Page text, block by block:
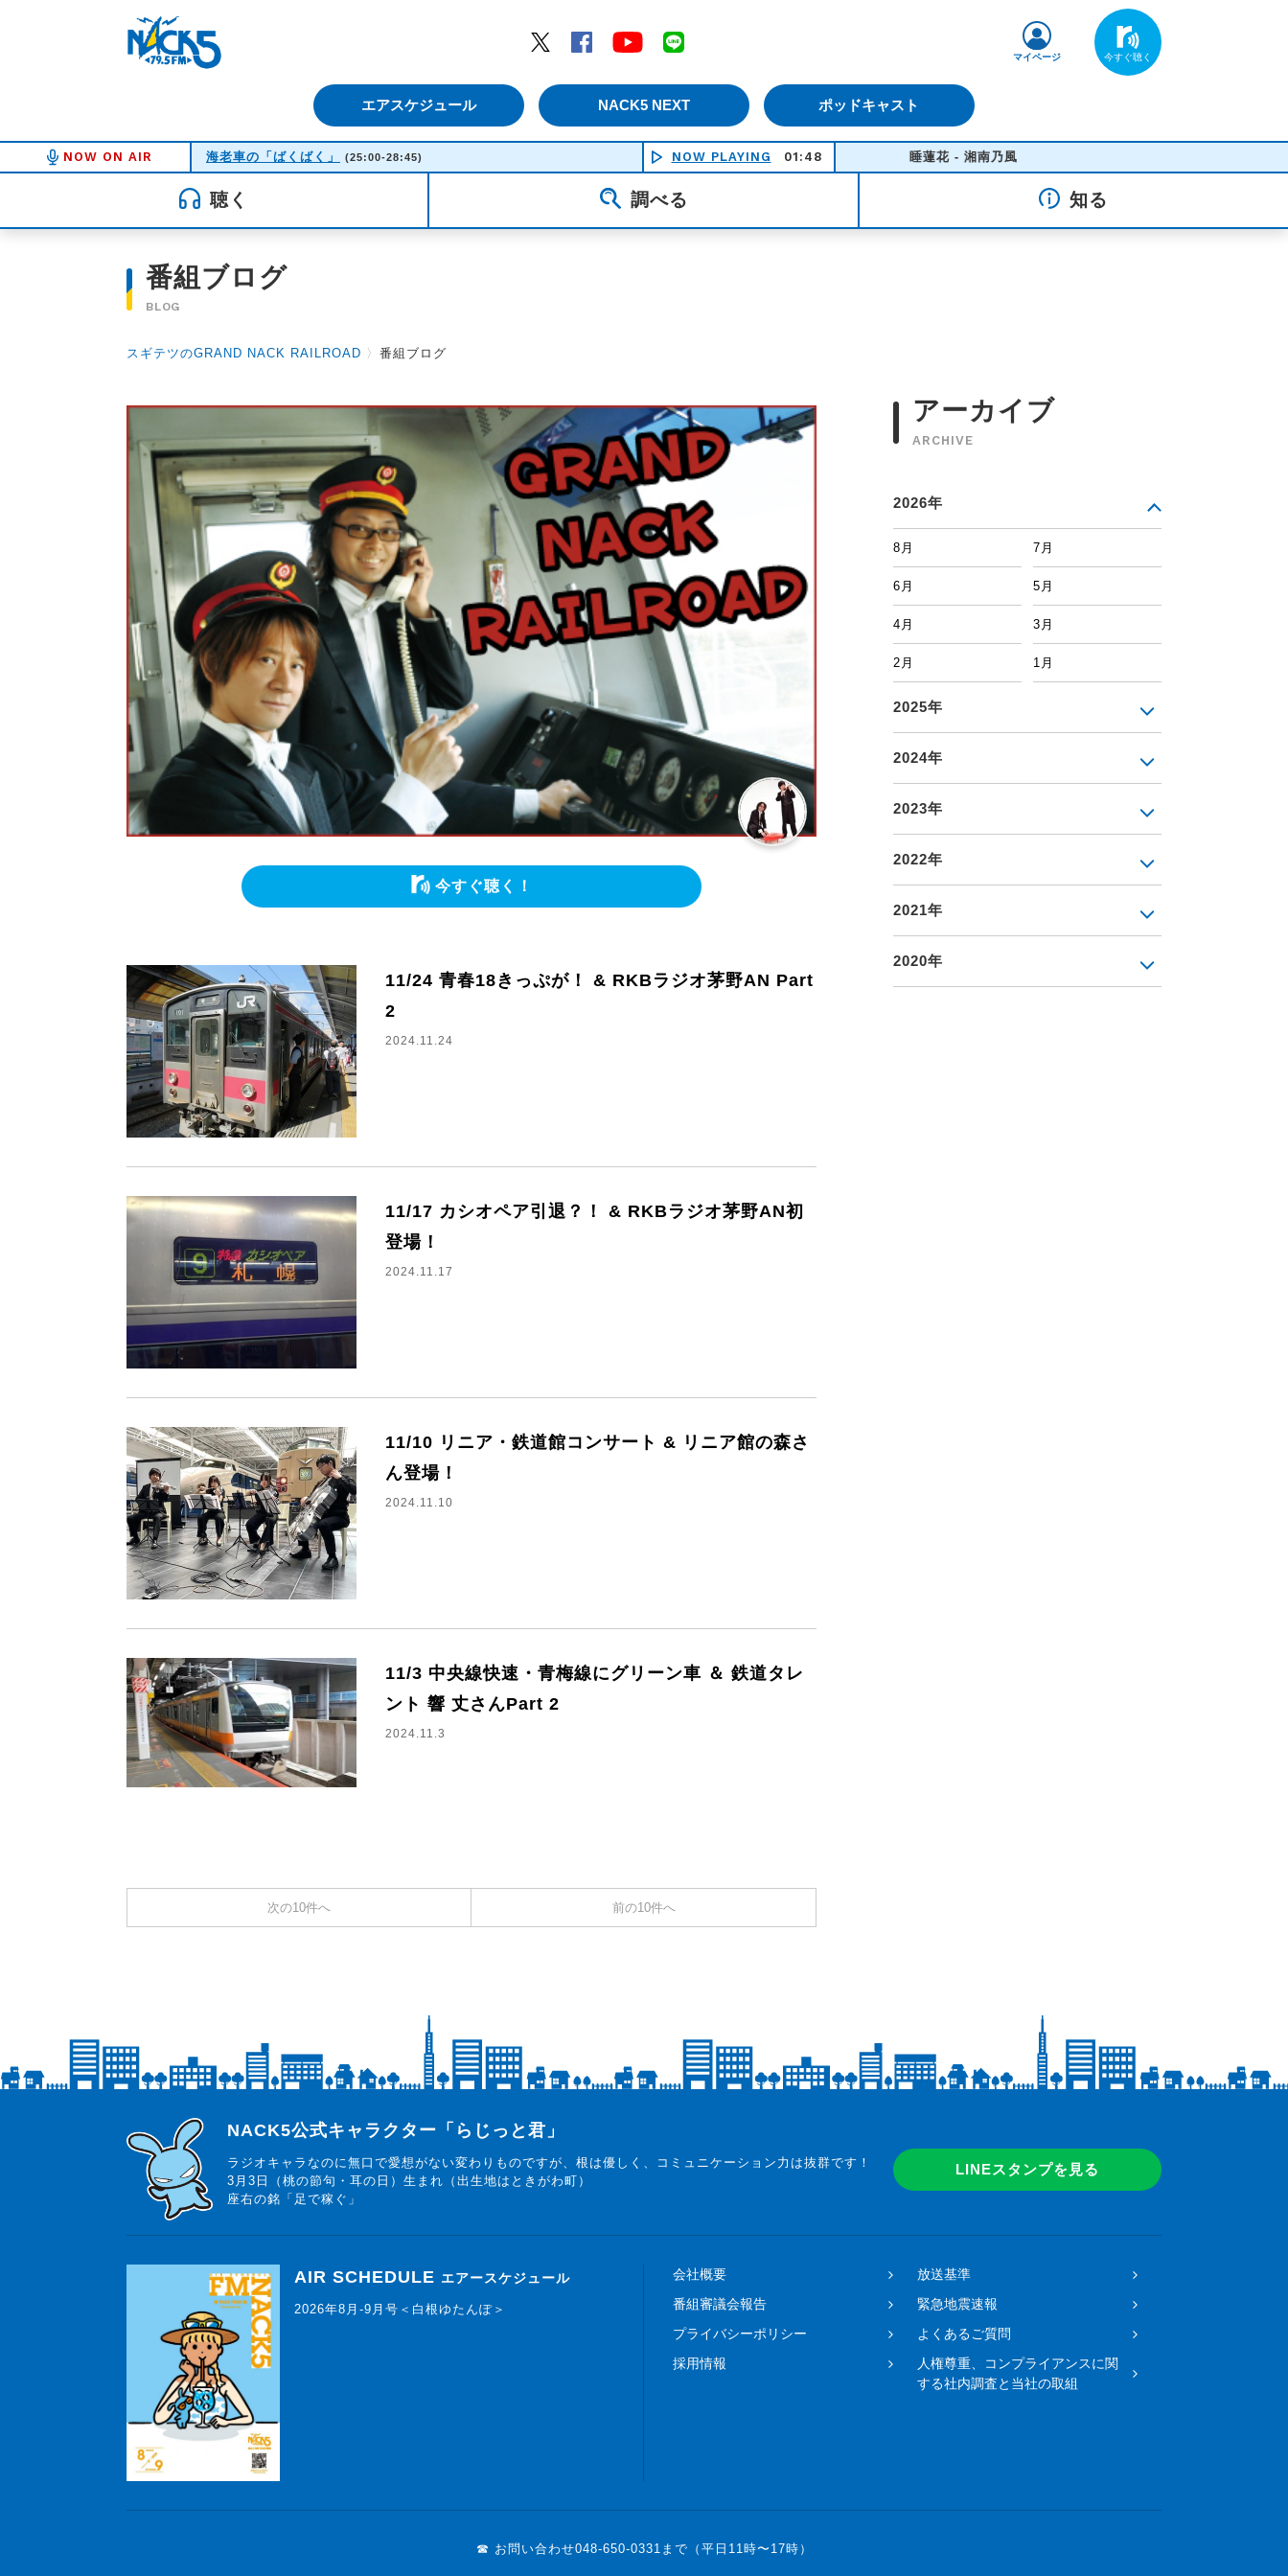
Twitter
Facebook YouTube
エアスケジュール NACK5 NEXT ポッドキャスト
マイページ
NOW ON AIR 海老車の「ばくばく」 (25:00-28:45) NOW PLAYING 01:48 睡蓮花 - 湘南乃風
聴く 調べる 知る
番組ブログ
BLOG
スギテツのGRAND NACK RAILROAD 〉 番組ブログ
今すぐ聴く！
11/24 青春18きっぷが！ & RKBラジオ茅野AN Part
2
2024.11.24
11/17 カシオペア引退？！ & RKBラジオ茅野AN初
登場！
2024.11.17
11/10 リニア・鉄道館コンサート & リニア館の森さ
ん登場！
2024.11.10
11/3 中央線快速・青梅線にグリーン車 ＆ 鉄道タレ
ント 響 丈さんPart 2
2024.11.3
次の10件へ 前の10件へ
アーカイブ
ARCHIVE
2026年
8月 7月
6月 5月
4月 3月
2月 1月
2025年
2024年
2023年
2022年
2021年
2020年
らじっと君
NACK5公式キャラクター「らじっと君」
ラジオキャラなのに無口で愛想がない変わりものですが、根は優しく、コミュニケーション力は抜群です！
3月3日（桃の節句・耳の日）生まれ（出生地はときがわ町）
座右の銘「足で稼ぐ」
LINEスタンプを見る
AIR SCHEDULE エアースケジュール
2026年8月-9月号＜白根ゆたんぽ＞
会社概要
放送基準
番組審議会報告
緊急地震速報
プライバシーポリシー
よくあるご質問
採用情報
人権尊重、コンプライアンスに関
する社内調査と当社の取組
☎ お問い合わせ048-650-0331まで（平日11時〜17時）